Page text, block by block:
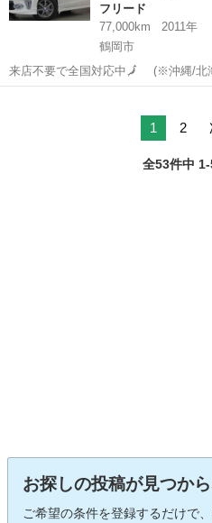
フリード
77,000km
2011年
鶴岡市
来店不要で全国対応中🗾 (※沖縄/北
もできちゃう✨ お車の詳細こちらから↓仮審査もOK👌
1 2
全53件中
お探しの投稿が見つか
ご希望の条件を登録するだけで